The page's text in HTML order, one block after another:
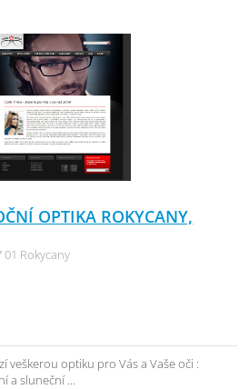
OPTIKA ROKYCANY,
01 Rokycany
veškerou optiku pro Vás a Vaše oči :
a sluneční ...